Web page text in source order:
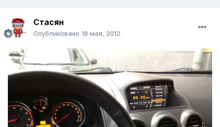
Стасян
Опубликовано 18 мая, 2012